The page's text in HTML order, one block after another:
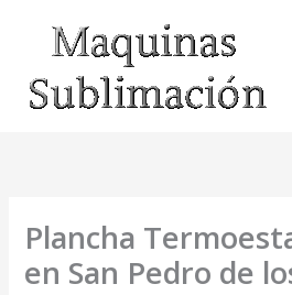
contenido
Plancha
en San Pedro de